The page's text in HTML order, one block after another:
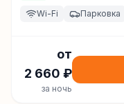
Wi-Fi Парковка
от
2 660 ₽
за ночь